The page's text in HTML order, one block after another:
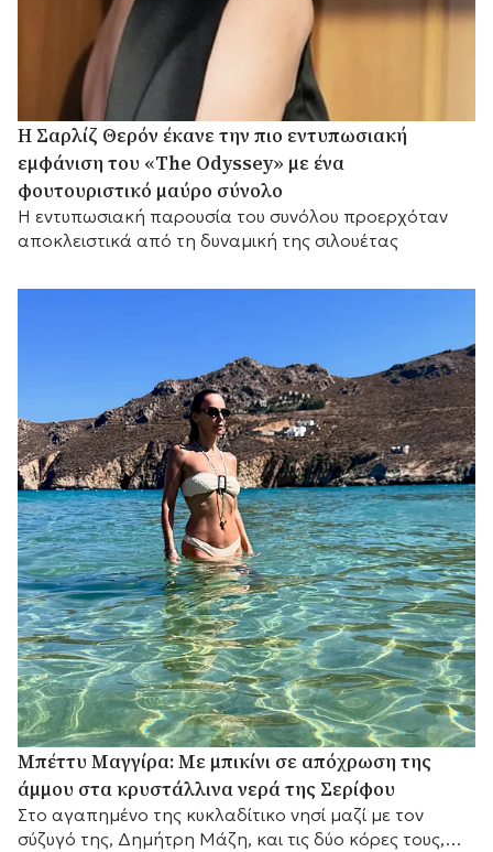
Η Σαρλίζ Θερόν έκανε την πιο εντυπωσιακή
εμφάνιση του «The Odyssey» με ένα
φουτουριστικό μαύρο σύνολο
Η εντυπωσιακή παρουσία του συνόλου προερχόταν
αποκλειστικά από τη δυναμική της σιλουέτας
Μπέττυ Μαγγίρα: Με μπικίνι σε απόχρωση της
άμμου στα κρυστάλλινα νερά της Σερίφου
Στο αγαπημένο της κυκλαδίτικο νησί μαζί με τον
σύζυγό της, Δημήτρη Μάζη, και τις δύο κόρες τους,